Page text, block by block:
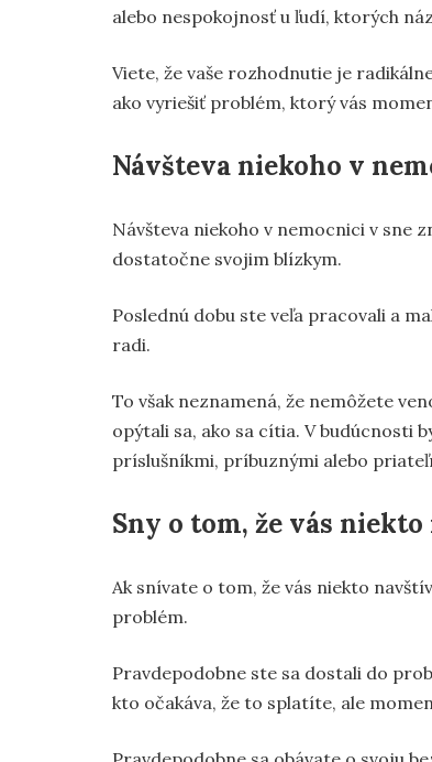
alebo nespokojnosť u ľudí, ktorých
Viete, že vaše rozhodnutie je
ako vyriešiť problém, ktorý vás
Návšteva niekoho v
Návšteva niekoho v nemocnici v sne
dostatočne svojim blízkym.
Poslednú dobu ste veľa pracovali a
radi.
To však neznamená, že nemôžete
opýtali sa, ako sa cítia. V budúcnosti
príslušníkmi, príbuznými alebo
Sny o tom, že vás
Ak snívate o tom, že vás niekto
problém.
Pravdepodobne ste sa dostali do
kto očakáva, že to splatíte, ale